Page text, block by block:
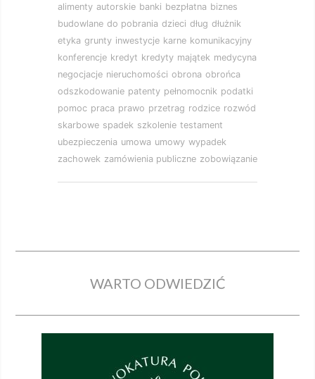
alimenty autorskie banki bezpłatna biznes
budowlane do pobrania dzieci dług dłużnik
etyka grunty inwestycje karne komunikacyjny
konferencje kredyt kredyty majątek medycyna
negocjacje nieruchomości obrona obrońca
odszkodowanie patenty pełnomocnik podatki
pomoc praca prawo przetrag rodzice rozwód
skarbowe spadek szkolenie testament
ubezpieczenia umowa umowy wypadek
zachowek zamówienia publiczne zobowiązanie
WARTO ODWIEDZIĆ